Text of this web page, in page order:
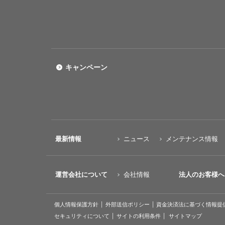
キャンペーン
最新情報 ニュース メンテナンス情報
運営会社について 会社情報 法人のお客様へ
個人情報保護方針 外部送信ポリシー 資金決済法に基づく情報提
セキュリティについて
サイトの利用条件 サイトマップ